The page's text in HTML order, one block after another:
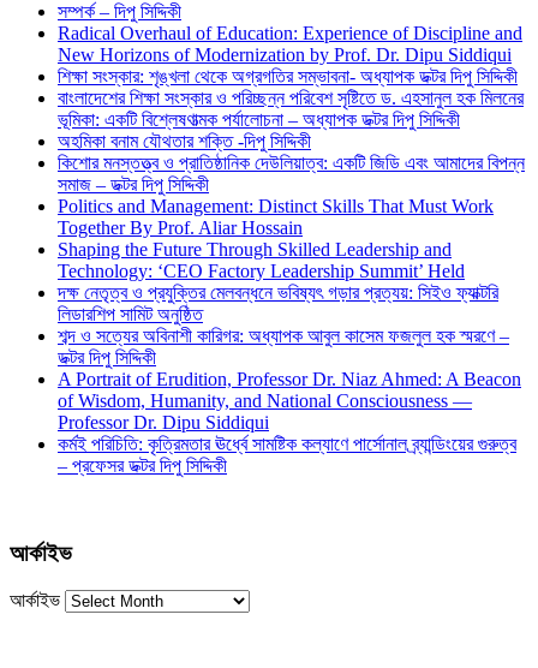
সম্পর্ক – দিপু সিদ্দিকী
Radical Overhaul of Education: Experience of Discipline and
New Horizons of Modernization by Prof. Dr. Dipu Siddiqui
শিক্ষা সংস্কার: শৃঙ্খলা থেকে অগ্রগতির সম্ভাবনা- অধ্যাপক ডক্টর দিপু সিদ্দিকী
বাংলাদেশের শিক্ষা সংস্কার ও পরিচ্ছন্ন পরিবেশ সৃষ্টিতে ড. এহসানুল হক মিলনের
ভূমিকা: একটি বিশ্লেষণাত্মক পর্যালোচনা – অধ্যাপক ডক্টর দিপু সিদ্দিকী
অহমিকা বনাম যৌথতার শক্তি -দিপু সিদ্দিকী
কিশোর মনস্তত্ত্ব ও প্রাতিষ্ঠানিক দেউলিয়াত্ব: একটি জিডি এবং আমাদের বিপন্ন
সমাজ – ডক্টর দিপু সিদ্দিকী
Politics and Management: Distinct Skills That Must Work
Together By Prof. Aliar Hossain
Shaping the Future Through Skilled Leadership and
Technology: ‘CEO Factory Leadership Summit’ Held
দক্ষ নেতৃত্ব ও প্রযুক্তির মেলবন্ধনে ভবিষ্যৎ গড়ার প্রত্যয়: সিইও ফ্যাক্টরি
লিডারশিপ সামিট অনুষ্ঠিত
শব্দ ও সত্যের অবিনাশী কারিগর: অধ্যাপক আবুল কাসেম ফজলুল হক স্মরণে –
ডক্টর দিপু সিদ্দিকী
A Portrait of Erudition, Professor Dr. Niaz Ahmed: A Beacon
of Wisdom, Humanity, and National Consciousness —
Professor Dr. Dipu Siddiqui
কর্মই পরিচিতি: কৃত্রিমতার ঊর্ধ্বে সামষ্টিক কল্যাণে পার্সোনাল ব্র্যান্ডিংয়ের গুরুত্ব
– প্রফেসর ডক্টর দিপু সিদ্দিকী
আর্কাইভ
আর্কাইভ